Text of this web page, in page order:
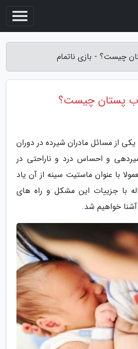
چیست؟ - بازی ناتمام
پستان چیست؟
یکی از مسائل مادران شیرده در دوران
و احساس درد و ناراحتی در
با عنوان ماستیت سینه از آن یاد
با جزییات این مشکل و راه های
خواهیم شد.